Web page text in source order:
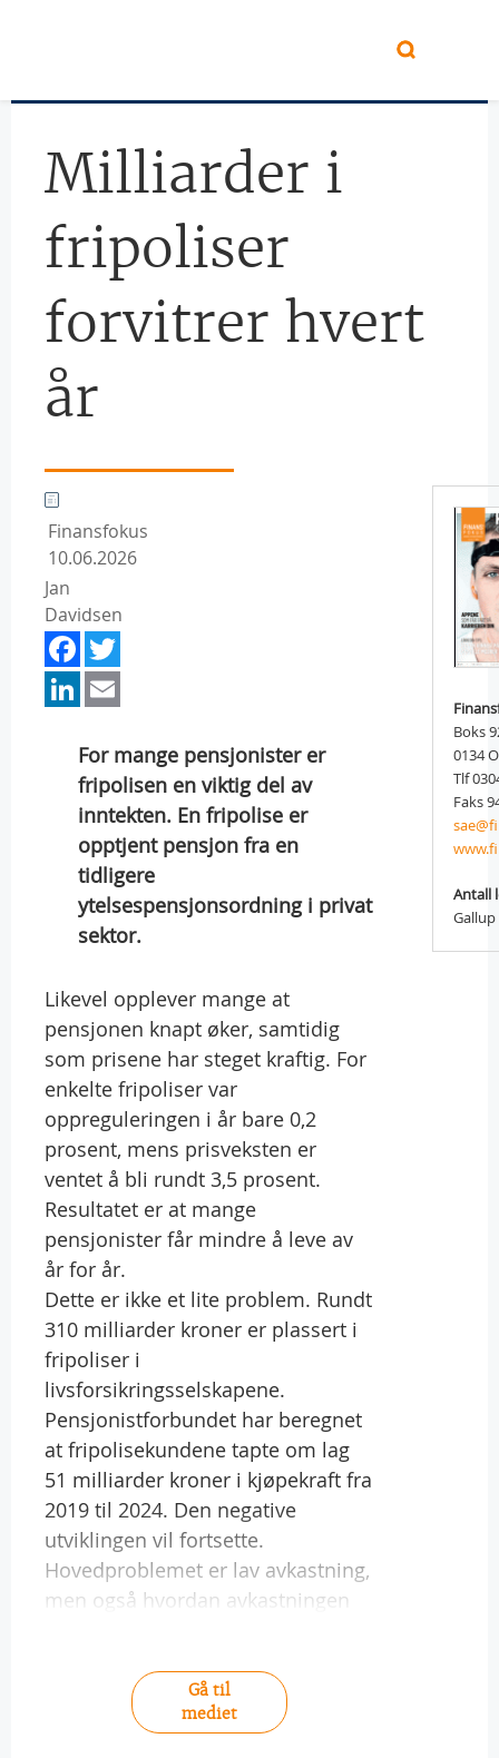
Milliarder i
fripoliser
forvitrer hvert
år
Finansfokus
10.06.2026
Jan
Davidsen
Facebook
LinkedIn
For mange pensjonister er
fripolisen en viktig del av
inntekten. En fripolise er
opptjent pensjon fra en
tidligere
ytelsespensjonsordning i privat
sektor.
Likevel opplever mange at
pensjonen knapt øker, samtidig
som prisene har steget kraftig. For
enkelte fripoliser var
oppreguleringen i år bare 0,2
prosent, mens prisveksten er
ventet å bli rundt 3,5 prosent.
Resultatet er at mange
pensjonister får mindre å leve av
år for år.
Dette er ikke et lite problem. Rundt
310 milliarder kroner er plassert i
fripoliser i
livsforsikringsselskapene.
Pensjonistforbundet har beregnet
at fripolisekundene tapte om lag
51 milliarder kroner i kjøpekraft fra
2019 til 2024. Den negative
utviklingen vil fortsette.
Hovedproblemet er lav avkastning,
men også hvordan avkastningen
Gå til
mediet
Boks
0134
Tlf
Faks
Antall
Gallup